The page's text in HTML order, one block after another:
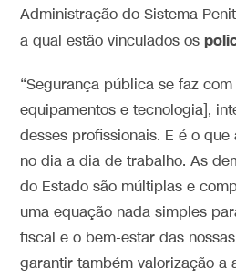
Administração do Sistema
a qual estão vinculados os
“Segurança pública se faz
equipamentos e tecnologia],
desses profissionais. E é o
no dia a dia de trabalho. As
do Estado são múltiplas e
uma equação nada simples
fiscal e o bem-estar das
garantir também valorização a